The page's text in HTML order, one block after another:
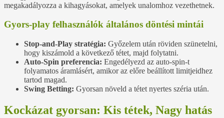
megakadályozza a kihagyásokat, amelyek unalomhoz vezethetnek.
Gyors‑play felhasználók általános döntési mintái
Stop‑and‑Play stratégia: Győzelem után röviden szünetelni,
hogy kiszámold a következő tétet, majd folytatni.
Auto‑Spin preferencia: Engedélyezd az auto‑spin-t
folyamatos áramlásért, amikor az előre beállított limitjeidhez
tartod magad.
Swing Betting: Gyorsan növeld a tétet nyertes széria után.
Kockázat gyorsan: Kis tétek, Nagy hatás